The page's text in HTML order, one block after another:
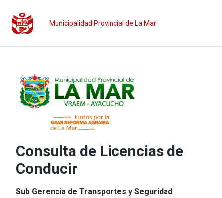
Municipalidad Provincial de La Mar
Consulta de Licencias de
Conducir
Sub Gerencia de Transportes y Seguridad